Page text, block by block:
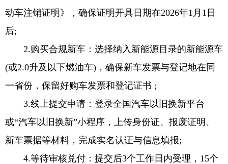
动车注销证明》，确保证明开具日期在2026年1月1日
后;
2.购买合规新车：选择纳入新能源目录的新能源车
(或2.0升及以下燃油车)，确保新车发票与登记地在同
一省份，保留好购车发票和登记证书 ;
3.线上提交申请：登录全国汽车以旧换新平台
或“汽车以旧换新”小程序，上传身份证、报废证明、
新车票据等材料，完成实名认证与信息填报;
4.等待审核兑付：提交后3个工作日内受理，15个